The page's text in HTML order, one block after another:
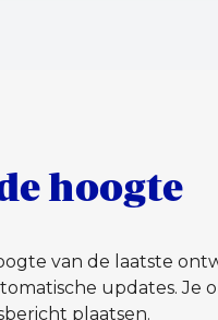
hoogte
van de laatste
updates. Je
plaatsen.